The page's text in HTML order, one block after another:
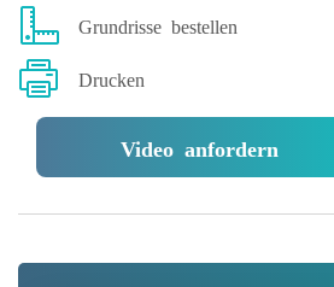
Grundrisse bestellen
Drucken
Video anfordern